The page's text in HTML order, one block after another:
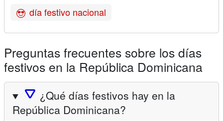
día festivo nacional
Preguntas frecuentes sobre los días
festivos en la República Dominicana
🛆 ¿Qué días festivos hay en la
República Dominicana?